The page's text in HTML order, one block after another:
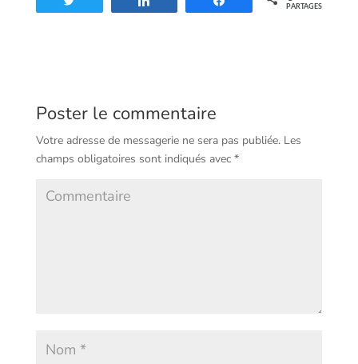
PARTAGES
Poster le commentaire
Votre adresse de messagerie ne sera pas publiée.Les
champs obligatoires sont indiqués avec *